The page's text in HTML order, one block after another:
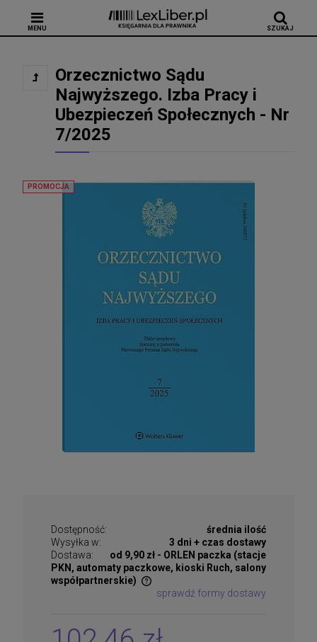
MENU SZUKAJ
Orzecznictwo Sądu
Najwyższego. Izba Pracy i
Ubezpieczeń Społecznych - Nr
7/2025
PROMOCJA
Dostępność:
średnia ilość
Wysyłka w:
3 dni + czas dostawy
Dostawa:
od 9,90 zł - ORLEN paczka (stacje
PKN, automaty paczkowe, kioski Ruch, salony
współpartnerskie)
Cena nie zawiera ewentualnych kosztów płatności
sprawdź formy dostawy